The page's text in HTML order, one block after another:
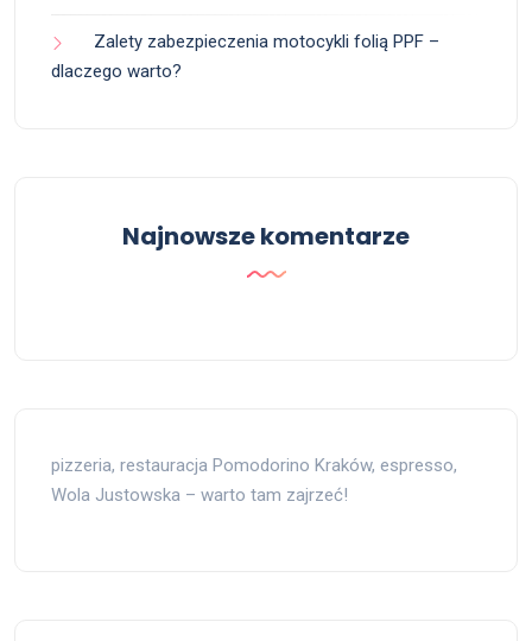
Zalety zabezpieczenia motocykli folią PPF –
dlaczego warto?
Najnowsze komentarze
pizzeria, restauracja Pomodorino Kraków, espresso,
Wola Justowska – warto tam zajrzeć!